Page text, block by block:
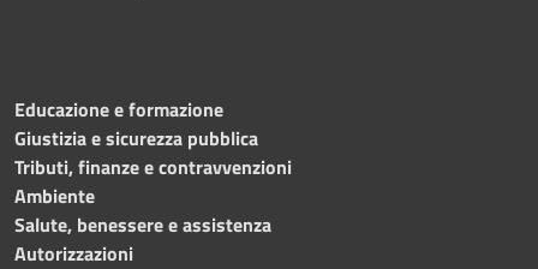
Educazione e formazione
Giustizia e sicurezza pubblica
Tributi, finanze e contravvenzioni
Ambiente
Salute, benessere e assistenza
Autorizzazioni